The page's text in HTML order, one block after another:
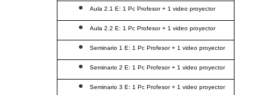
Aula 2.1 E: 1 Pc Profesor + 1 video proyector
Aula 2.2 E: 1 Pc Profesor + 1 video proyector
Seminario 1 E: 1 Pc Profesor + 1 video proyector
Seminario 2 E: 1 Pc Profesor + 1 video proyector
Seminario 3 E: 1 Pc Profesor + 1 video proyector